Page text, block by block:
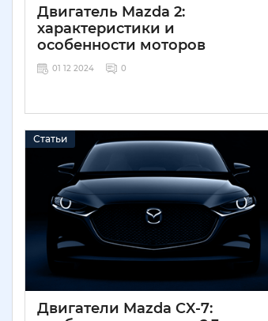
Двигатель Mazda 2:
характеристики и
особенности моторов
01 12 2024 0
Статьи
Двигатели Mazda CX-7: